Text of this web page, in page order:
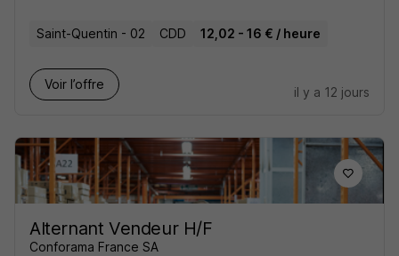
Saint-Quentin - 02 CDD 12,02 - 16 € / heure
Voir l’offre
il y a 12 jours
Alternant Vendeur H/F
Conforama France SA